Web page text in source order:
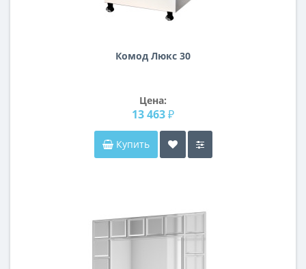
Комод Люкс 30
Цена:
13 463 ₽
Купить